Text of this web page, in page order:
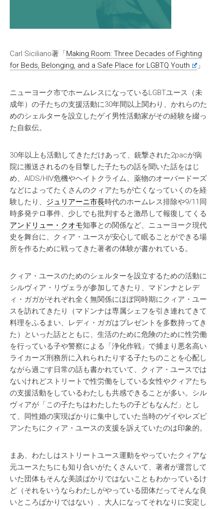
Carl Siciliano著「Making Room: Three Decades of Fighting
for Beds, Belonging, and a Safe Place for LGBTQ Youth
」
ニューヨーク市でホームレスになっているLGBTユース（未
成年）の子たちの支援活動に30年間以上関わり、かれらのた
めのシェルターを設立したゲイ男性活動家がその経験を綴っ
た自叙伝。
30年以上も活動してきただけあって、銃撃された2pacが病
院に搬送されるのを目撃した子たちの話を聞いた話をはじ
め、AIDS/HIV危機やヘイトクライム、薬物のオーバードーズ
などによってたくさんのクィアたちが亡くなっていくのを経
験したり、 ジュリアーニ市長時代のホームレス排除や9/11同
時多発テロ事件、少しでも批判すると激昂して報復してくる
アンドリュー・クオモ知事との関係など、ニューヨーク現代
史を舞台に、クィア・ユースが安心して眠ることができる場
所を作るために戦ってきた著者の体験が書かれている。
クィア・ユースのためのシェルターを設立するための活動に
シルヴィア・リヴェラが参加してきたり、マドンナとレデ
ィ・ガガがそれぞれ全く無関係にほぼ同時期にクィア・ユー
スを訪れてきたり（マドンナは専属シェフを引き連れてきて
料理をふるまい、レディ・ガガはプレゼントを多数持ってき
た）といった話とともに、生活のために危険のために性労働
を行っている子や警察による「浄化作戦」で捕まり悪名高い
ライカーズ刑務所に入れられたりする子たちのことを心配し
ながら過ごす日常の話も書かれていて、クィア・ユースでは
ないけれどストリートで性労働をしている女性やクィアたち
の支援活動をしているわたしも共感できることが多い。シル
ヴィアが「この子たちはわたしたちの子どもなんだ」とし
て、同性婚の実現ばかりに集中していた当時のゲイやレズビ
アンたちにクィア・ユースの支援を訴えていたのは印象的。
まあ、わたしはストリートユース運動をやっていたクィアな
元ユースたちにも知り合いがたくさんいて、著者が運営して
いた団体もそんな美談ばかりではないこともわかっているけ
ど（それをいうならわたしがやっている団体だってそんな良
いところばかりではない）、大人になってそれなりに安定し